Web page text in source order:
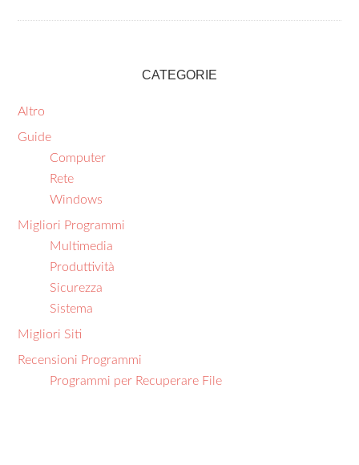
CATEGORIE
Altro
Guide
Computer
Rete
Windows
Migliori Programmi
Multimedia
Produttività
Sicurezza
Sistema
Migliori Siti
Recensioni Programmi
Programmi per Recuperare File